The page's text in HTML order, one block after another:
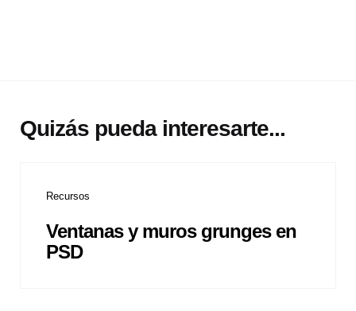
Quizás pueda interesarte...
Recursos
Ventanas y muros grunges en
PSD